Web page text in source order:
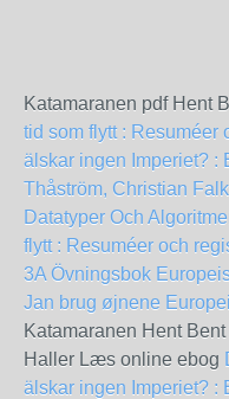
Katamaranen pdf Hent
tid som flytt : Resuméer
älskar ingen Imperiet? :
Thåström, Christian
Datatyper Och
flytt : Resuméer och
3A Övningsbok
Jan brug øjnene
Katamaranen Hent
Haller Læs online ebog
älskar ingen Imperiet? :